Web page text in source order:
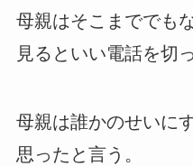
母親はそこまででも
見るといい電話を切
母親は誰かのせいに
思ったと言う。